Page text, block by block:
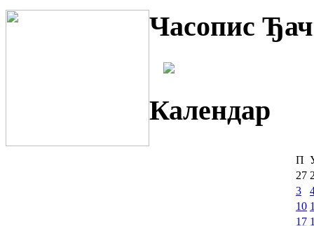
Часопис
Календар
П
27
3
10
17